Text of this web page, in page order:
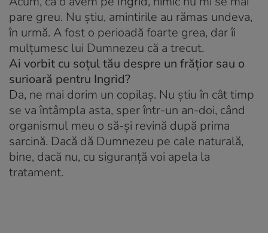
pare greu. Nu ştiu, amintirile au rămas undeva,
în urmă. A fost o perioadă foarte grea, dar îi
mulţumesc lui Dumnezeu că a trecut.
Ai vorbit cu soţul tău despre un frăţior sau o
surioară pentru Ingrid?
Da, ne mai dorim un copilaş. Nu ştiu în cât timp
se va întâmpla asta, sper într-un an-doi, când
organismul meu o să-şi revină după prima
sarcină. Dacă dă Dumnezeu pe cale naturală,
bine, dacă nu, cu siguranţă voi apela la
tratament.